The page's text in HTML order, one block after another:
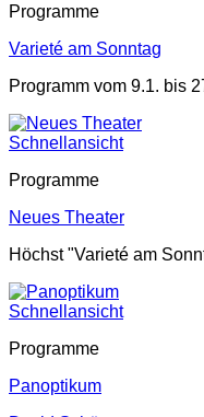
Programme
Varieté am Sonntag
Programm vom 9.1. bis
Schnellansicht
Programme
Neues Theater
Höchst "Varieté am
Schnellansicht
Programme
Panoptikum